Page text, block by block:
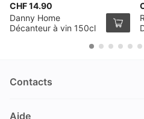
CHF 14.90
Danny Home
Décanteur à vin 150cl
Contacts
Aide